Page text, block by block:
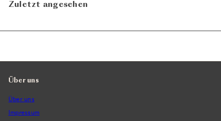
Zuletzt angesehen
Über uns
Über uns
Impressum